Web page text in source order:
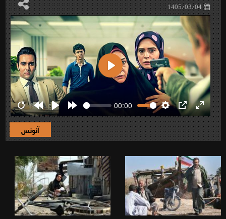
1405/03/04
RestartRewind
10s
Play Forward
10s
00:00
Settings
PIP Enter
Play
آنونس